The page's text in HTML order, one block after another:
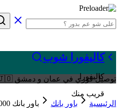
كاليفورا شوب
كاليفورا
قريب منك
توصيل فوري في عمان و دمشق 🇸🇾🇯🇴
الرئيسية باور بانك باور بانك Joyroom 10000 مللي أمبير سريع